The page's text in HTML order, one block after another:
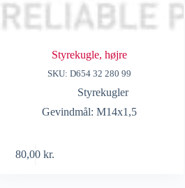
Styrekugle, højre
SKU: D654 32 280 99
Styrekugler
Gevindmål: M14x1,5
80,00kr.